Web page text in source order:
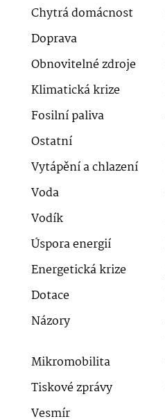
Chytrá domácnost
Doprava
Obnovitelné zdroje
Klimatická krize
Fosilní paliva
Ostatní
Vytápění a chlazení
Voda
Vodík
Úspora energií
Energetická krize
Dotace
Názory
Mikromobilita
Tiskové zprávy
Vesmír